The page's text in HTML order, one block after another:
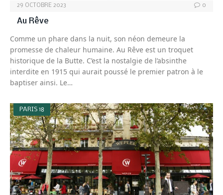
29 OCTOBRE 2023 0
Au Rêve
Comme un phare dans la nuit, son néon demeure la
promesse de chaleur humaine. Au Rêve est un troquet
historique de la Butte. C’est la nostalgie de l’absinthe
interdite en 1915 qui aurait poussé le premier patron à le
baptiser ainsi. Le…
PARIS 18